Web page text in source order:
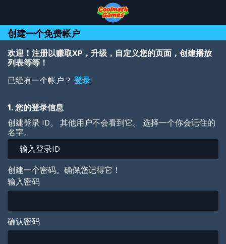
Top
of
Page
Navigation
Main
Content
Footer
到
主
要
内
容
创建一个免费帐户
欢迎！注册以赚取XP，升级，自定义您的页面，创建播放
列表等等！
已经有一个帐户？ 登录.
1. 您的登录信息
创建登录 ID。 其他用户不会看到它。 选择一个你会记住的
名字。
创建一个密码。确保您记得它！
输入密码
确认密码